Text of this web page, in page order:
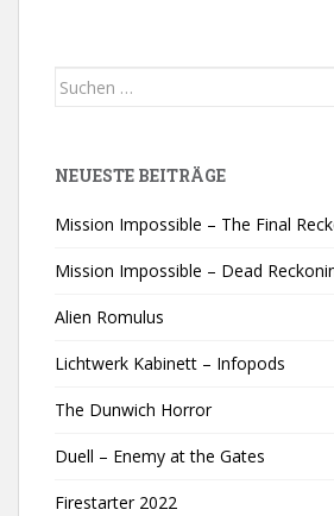
Suchen
NEUESTE BEITRÄGE
Mission Impossible – The Final
Mission Impossible – Dead
Alien Romulus
Lichtwerk Kabinett – Infopods
The Dunwich Horror
Duell – Enemy at the Gates
Firestarter 2022